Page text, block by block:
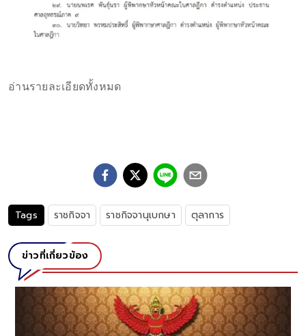
อ่านรายละเอียดทั้งหมด
Tags ราชกิจจา ราชกิจจานุเบกษา ตุลาการ
ข่าวที่เกี่ยวข้อง